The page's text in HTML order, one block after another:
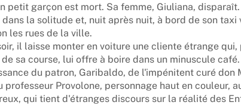
petit garçon est mort. Sa femme, Giuliana,
dans la solitude et, nuit après nuit, à bord de son taxi
les rues de la ville.
il laisse monter en voiture une cliente étrange qui,
sa course, lui offre à boire dans un minuscule
du patron, Garibaldo, de l'impénitent curé don
professeur Provolone, personnage haut en couleur,
qui tient d'étranges discours sur la réalité des